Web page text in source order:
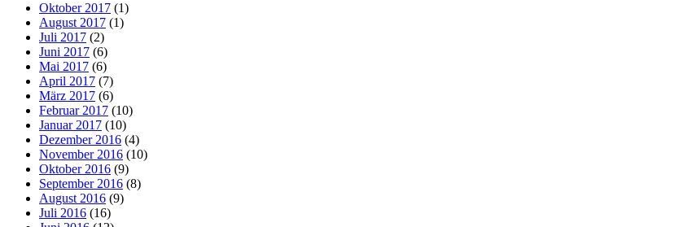
Oktober 2017 (1)
August 2017 (1)
Juli 2017 (2)
Juni 2017 (6)
Mai 2017 (6)
April 2017 (7)
März 2017 (6)
Februar 2017 (10)
Januar 2017 (10)
Dezember 2016 (4)
November 2016 (10)
Oktober 2016 (9)
September 2016 (8)
August 2016 (9)
Juli 2016 (16)